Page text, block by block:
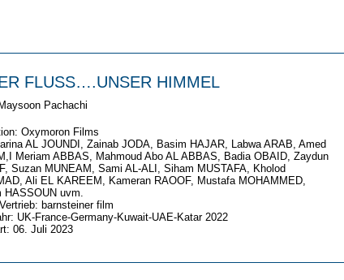
FLUSS….UNSER HIMMEL
Pachachi
Oxymoron Films
AL JOUNDI, Zainab JODA, Basim HAJAR, Labwa ARAB, Amed
Meriam ABBAS, Mahmoud Abo AL ABBAS, Badia OBAID, Zaydun
Suzan MUNEAM, Sami AL-ALI, Siham MUSTAFA, Kholod
Ali EL KAREEM, Kameran RAOOF, Mustafa MOHAMMED,
HASSOUN uvm.
barnsteiner film
UK-France-Germany-Kuwait-UAE-Katar 2022
06. Juli 2023